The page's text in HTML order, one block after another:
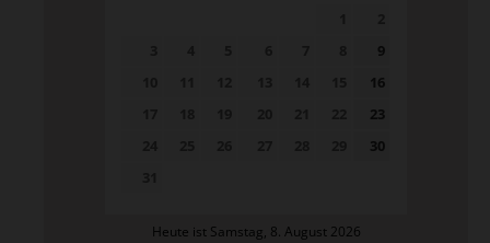
9
16
23
30
Heute ist Samstag, 8. August 2026